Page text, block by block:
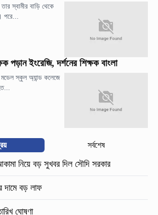
স্বামীর বাড়ি থেকে
পরে...
পড়ান ইংরেজি, দর্শনের শিক্ষক বাংলা
মডেল স্কুল অ্যান্ড কলেজে
সর্বশেষ
আকামা নিয়ে বড় সুখবর দিল সৌদি সরকার
দামে বড় লাফ
ঘোষণা